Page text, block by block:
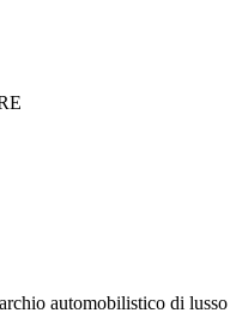
automobilistico di